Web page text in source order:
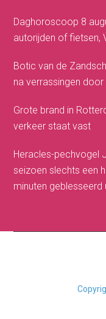
Daghoroscoop 8
autorijden of fietsen,
Botic van de
na verrassingen door
Grote brand in
verkeer staat vast
Heracles-pechvogel
seizoen slechts een
minuten geblesseerd